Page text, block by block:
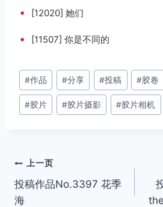
• [12020] 她们
• [11507] 你是不同的
文
章
标
#作品 #分享 #投稿 #胶卷
#胶片 #胶片摄影 #胶片相机
文
章
上一页
投稿作品No.3397 花季
海